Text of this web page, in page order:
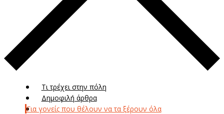
Τι τρέχει στην πόλη
Δημοφιλή άρθρα
Για γονείς που θέλουν να τα ξέρουν όλα